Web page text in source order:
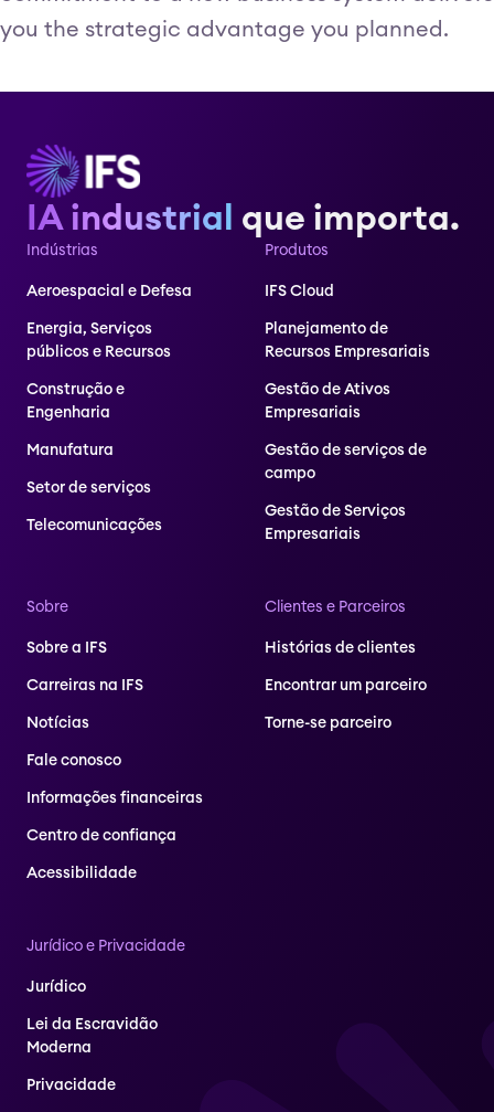
you the strategic advantage you planned.
IA industrial que importa.
Indústrias
Aeroespacial e Defesa
Energia, Serviços
públicos e Recursos
Construção e
Engenharia
Manufatura
Setor de serviços
Telecomunicações
Produtos
IFS Cloud
Planejamento de
Recursos Empresariais
Gestão de Ativos
Empresariais
Gestão de serviços de
campo
Gestão de Serviços
Empresariais
Sobre
Sobre a IFS
Carreiras na IFS
Notícias
Fale conosco
Informações financeiras
Centro de confiança
Acessibilidade
Clientes e Parceiros
Histórias de clientes
Encontrar um parceiro
Torne-se parceiro
Jurídico e Privacidade
Jurídico
Lei da Escravidão
Moderna
Privacidade